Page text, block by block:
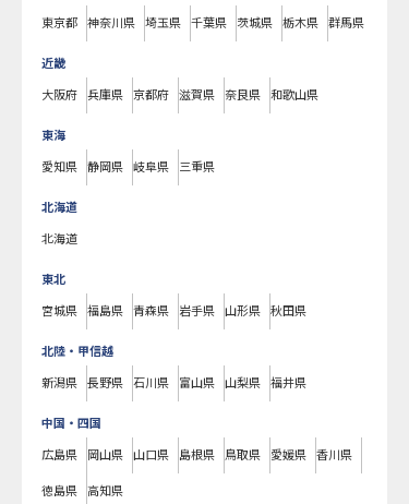
東京都 神奈川県 埼玉県 千葉県 茨城県 栃木県 群馬県
近畿
大阪府 兵庫県 京都府 滋賀県 奈良県 和歌山県
東海
愛知県 静岡県 岐阜県 三重県
北海道
北海道
東北
宮城県 福島県 青森県 岩手県 山形県 秋田県
北陸・甲信越
新潟県 長野県 石川県 富山県 山梨県 福井県
中国・四国
広島県 岡山県 山口県 島根県 鳥取県 愛媛県 香川県
徳島県 高知県